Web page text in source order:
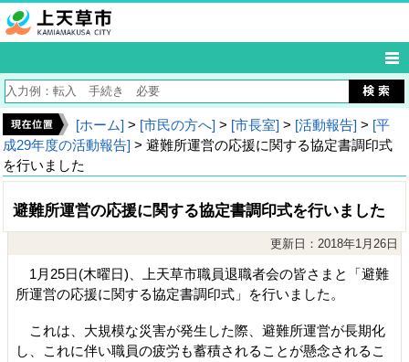
[ホーム] > [市民の方へ] > [市長室] > [活動報告] > [平
成29年度の活動報告] > 避難所運営の応援に関する協定書調印式
を行いました
避難所運営の応援に関する協定書調印式を行いました
更新日：2018年1月26日
1月25日(木曜日)、上天草市職員退職者会の皆さまと「避難
所運営の応援に関する協定書調印式」を行いました。
これは、大規模な災害が発生した際、避難所運営が長期化
し、これに伴い職員の疲労も蓄積されることが懸念されるこ